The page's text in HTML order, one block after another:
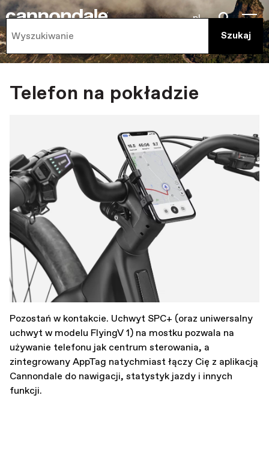
pl
Telefon na pokładzie
Pozostań w kontakcie. Uchwyt SPC+ (oraz uniwersalny
uchwyt w modelu FlyingV 1) na mostku pozwala na
używanie telefonu jak centrum sterowania, a
zintegrowany AppTag natychmiast łączy Cię z aplikacją
Cannondale do nawigacji, statystyk jazdy i innych
funkcji.